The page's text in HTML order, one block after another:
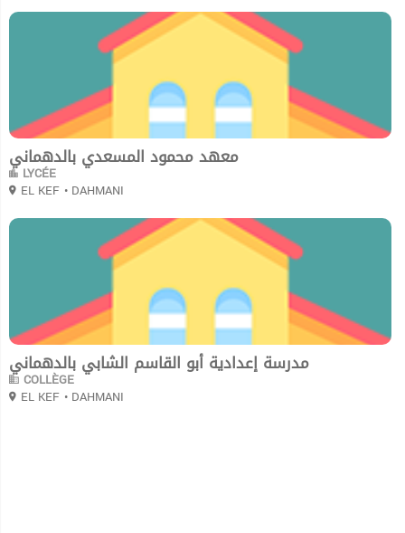
معهد محمود المسعدي بالدهماني
LYCÉE
EL KEF • DAHMANI
مدرسة إعدادية أبو القاسم الشابي بالدهماني
COLLÈGE
EL KEF • DAHMANI